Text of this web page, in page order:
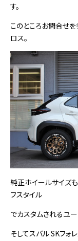
す。
このところお問合せ
ロス。
純正ホイールサイズ
フスタイル
でカスタムされるユ
そしてスバル SKフォ